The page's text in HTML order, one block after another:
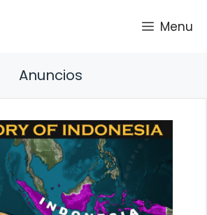
Menu
Anuncios